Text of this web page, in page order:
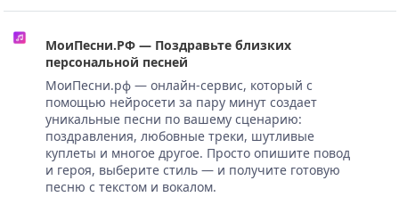
МоиПесни.РФ — Поздравьте близких
персональной песней
МоиПесни.рф — онлайн-сервис, который с
помощью нейросети за пару минут создает
уникальные песни по вашему сценарию:
поздравления, любовные треки, шутливые
куплеты и многое другое. Просто опишите повод
и героя, выберите стиль — и получите готовую
песню с текстом и вокалом.